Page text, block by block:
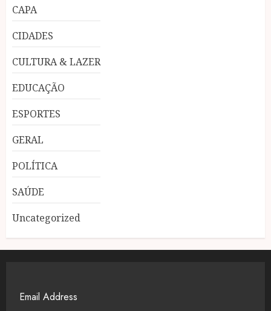
CAPA
CIDADES
CULTURA & LAZER
EDUCAÇÃO
ESPORTES
GERAL
POLÍTICA
SAÚDE
Uncategorized